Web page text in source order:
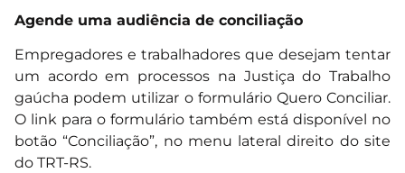
Agende uma audiência de conciliação
Empregadores e trabalhadores que desejam tentar
um acordo em processos na Justiça do Trabalho
gaúcha podem utilizar o formulário Quero Conciliar.
O link para o formulário também está disponível no
botão “Conciliação”, no menu lateral direito do site
do TRT-RS.